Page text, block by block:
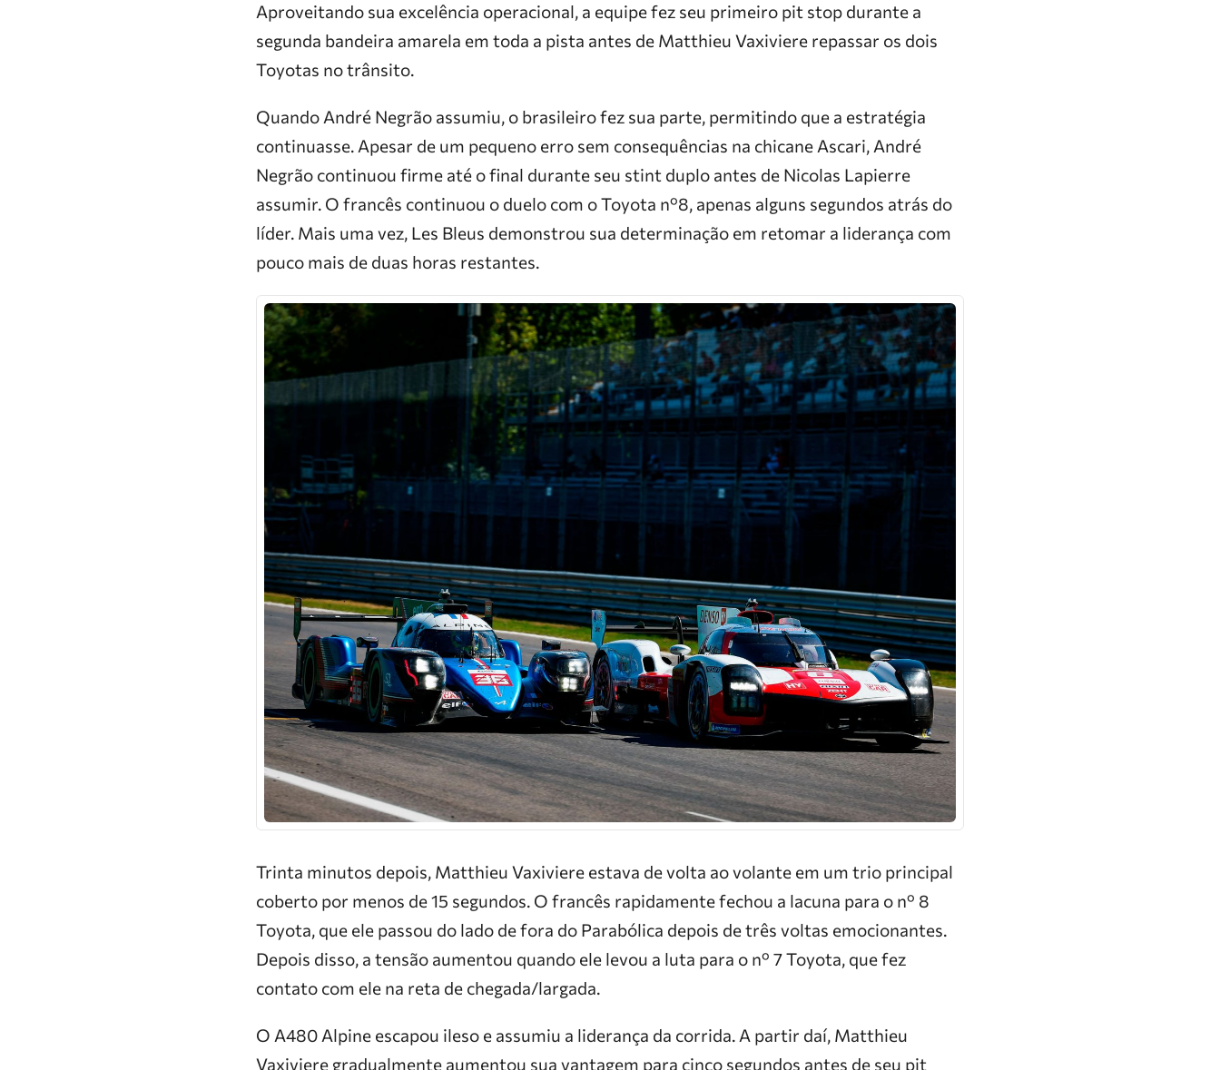
Aproveitando sua excelência operacional, a equipe fez seu primeiro pit stop durante a
segunda bandeira amarela em toda a pista antes de Matthieu Vaxiviere repassar os dois
Toyotas no trânsito.
Quando André Negrão assumiu, o brasileiro fez sua parte, permitindo que a estratégia
continuasse. Apesar de um pequeno erro sem consequências na chicane Ascari, André
Negrão continuou firme até o final durante seu stint duplo antes de Nicolas Lapierre
assumir. O francês continuou o duelo com o Toyota nº8, apenas alguns segundos atrás do
líder. Mais uma vez, Les Bleus demonstrou sua determinação em retomar a liderança com
pouco mais de duas horas restantes.
Trinta minutos depois, Matthieu Vaxiviere estava de volta ao volante em um trio principal
coberto por menos de 15 segundos. O francês rapidamente fechou a lacuna para o nº 8
Toyota, que ele passou do lado de fora do Parabólica depois de três voltas emocionantes.
Depois disso, a tensão aumentou quando ele levou a luta para o nº 7 Toyota, que fez
contato com ele na reta de chegada/largada.
O A480 Alpine escapou ileso e assumiu a liderança da corrida. A partir daí, Matthieu
Vaxiviere gradualmente aumentou sua vantagem para cinco segundos antes de seu pit